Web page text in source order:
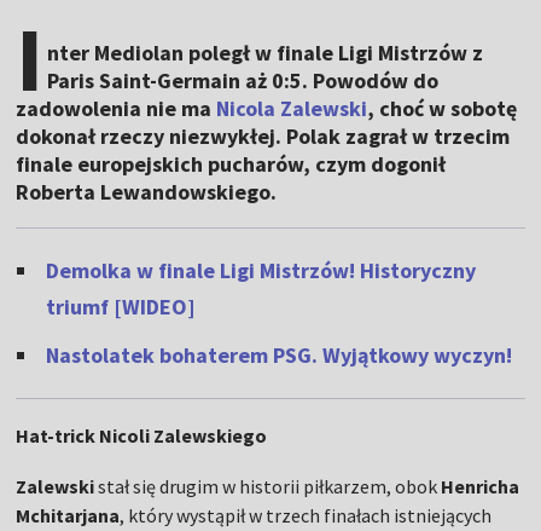
I nter Mediolan poległ w finale Ligi Mistrzów z
Paris Saint-Germain aż 0:5. Powodów do
zadowolenia nie ma Nicola Zalewski, choć w sobotę
dokonał rzeczy niezwykłej. Polak zagrał w trzecim
finale europejskich pucharów, czym dogonił
Roberta Lewandowskiego.
Demolka w finale Ligi Mistrzów! Historyczny
triumf [WIDEO]
Nastolatek bohaterem PSG. Wyjątkowy wyczyn!
Hat-trick Nicoli Zalewskiego
Zalewskistał się drugim w historii piłkarzem, obok Henricha
Mchitarjana, który wystąpił w trzech finałach istniejących